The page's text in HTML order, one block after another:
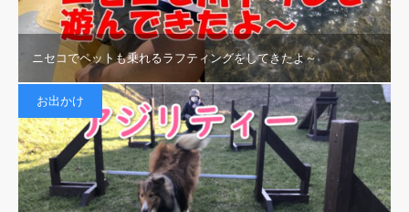
ニセコでペットも乗れるラフティングをしてきたよ～
お出かけ